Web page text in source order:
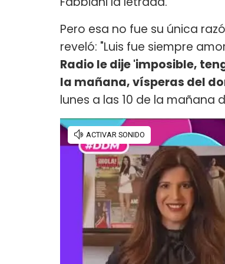
Pero esa no fue su única
reveló: "Luis fue siempre
Radio le dije 'imposible,
la mañana, vísperas del
lunes a las 10 de la mañana